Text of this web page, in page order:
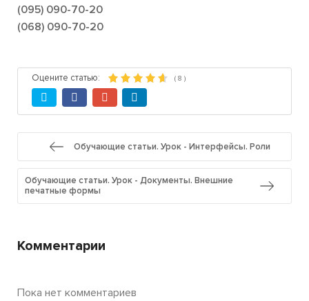
(095) 090-70-20
(068) 090-70-20
Оцените статью: ( 8 )
Обучающие статьи. Урок - Интерфейсы. Роли
Обучающие статьи. Урок - Документы. Внешние
печатные формы
Комментарии
Пока нет комментариев